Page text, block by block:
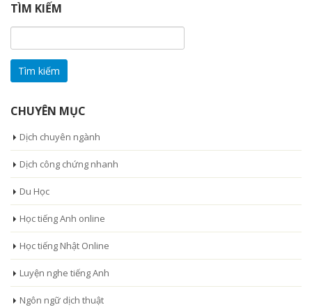
TÌM KIẾM
kiếm
cho:
CHUYÊN MỤC
Dịch chuyên ngành
Dịch công chứng nhanh
Du Học
Học tiếng Anh online
Học tiếng Nhật Online
Luyện nghe tiếng Anh
Ngôn ngữ dịch thuật